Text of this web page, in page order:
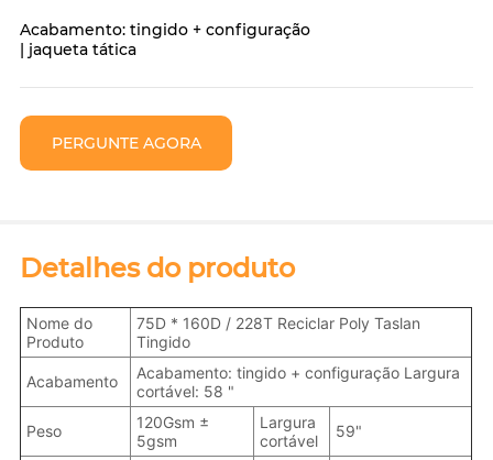
Acabamento: tingido + configuração
| jaqueta tática
PERGUNTE AGORA
Detalhes do produto
Nome do
Produto
75D * 160D / 228T Reciclar Poly Taslan
Tingido
Acabamento
Acabamento: tingido + configuração Largura
cortável: 58 "
Peso
120Gsm ±
5gsm
Largura
cortável
59"